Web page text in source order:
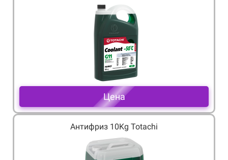
Цена
Антифриз 10Kg Totachi